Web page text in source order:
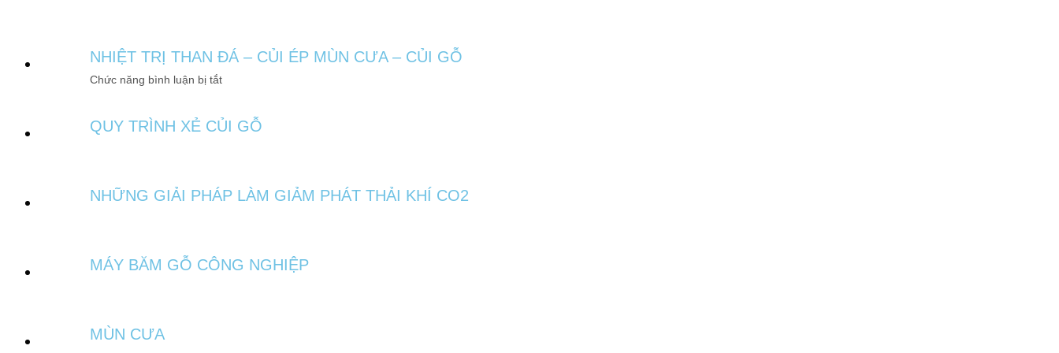
NHIỆT TRỊ THAN ĐÁ – CỦI ÉP MÙN CƯA – CỦI GỖ
Chức năng bình luận bị tắt
QUY TRÌNH XẺ CỦI GỖ
NHỮNG GIẢI PHÁP LÀM GIẢM PHÁT THẢI KHÍ CO2
MÁY BĂM GỖ CÔNG NGHIỆP
MÙN CƯA